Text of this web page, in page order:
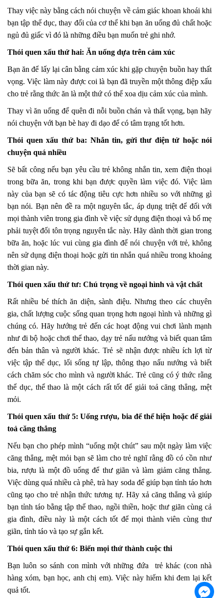
Thay việc này bằng cách nói chuyện về cảm giác khoan khoái khi
bạn tập thể dục, thay đổi của cơ thể khi bạn ăn uống đủ chất hoặc
ngủ đủ giấc vì đó là những điều bạn muốn trẻ ghi nhớ.
Thói quen xấu thứ hai: Ăn uống dựa trên cảm xúc
Bạn ăn để lấy lại cân bằng cảm xúc khi gặp chuyện buồn hay thất
vọng. Việc làm này được coi là bạn đã truyền một thông điệp xấu
cho trẻ rằng thức ăn là một thứ có thể xoa dịu cảm xúc của mình.
Thay vì ăn uống để quên đi nỗi buồn chán và thất vọng, bạn hãy
nói chuyện với bạn bè hay đi dạo để có tâm trạng tốt hơn.
Thói quen xấu thứ ba: Nhắn tin, gửi thư điện tử hoặc nói
chuyện quá nhiều
Sẽ bất công nếu bạn yêu cầu trẻ không nhắn tin, xem điện thoại
trong bữa ăn, trong khi bạn được quyền làm việc đó. Việc làm
này của bạn sẽ có tác động tiêu cực hơn nhiều so với những gì
bạn nói. Bạn nên đề ra một nguyên tắc, áp dụng triệt để đối với
mọi thành viên trong gia đình về việc sử dụng điện thoại và bố mẹ
phải tuyệt đối tôn trọng nguyên tắc này. Hãy dành thời gian trong
bữa ăn, hoặc lúc vui cùng gia đình để nói chuyện với trẻ, không
nên sử dụng điện thoại hoặc gửi tin nhắn quá nhiều trong khoảng
thời gian này.
Thói quen xấu thứ tư: Chú trọng về ngoại hình và vật chất
Rất nhiều bé thích ăn diện, sành điệu. Nhưng theo các chuyên
gia, chất lượng cuộc sống quan trọng hơn ngoại hình và những gì
chúng có. Hãy hướng trẻ đến các hoạt động vui chơi lành mạnh
như đi bộ hoặc chơi thể thao, dạy trẻ nấu nướng và biết quan tâm
đến bản thân và người khác. Trẻ sẽ nhận được nhiều ích lợi từ
việc tập thể dục, lối sống tự lập, thông thạo nấu nướng và biết
cách chăm sóc cho mình và người khác. Trẻ cũng có ý thức rằng
thể dục, thể thao là một cách rất tốt để giải toả căng thẳng, mệt
mỏi.
Thói quen xấu thứ 5: Uống rượu, bia để thể hiện hoặc để giải
toả căng thẳng
Nếu bạn cho phép mình “uống một chút” sau một ngày làm việc
căng thẳng, mệt mỏi bạn sẽ làm cho trẻ nghĩ rằng đồ có cồn như
bia, rượu là một đồ uống để thư giãn và làm giảm căng thẳng.
Việc dùng quá nhiều cà phê, trà hay soda để giúp bạn tỉnh táo hơn
cũng tạo cho trẻ nhận thức tương tự. Hãy xả căng thẳng và giúp
bạn tỉnh táo bằng tập thể thao, ngồi thiền, hoặc thư giãn cùng cả
gia đình, điều này là một cách tốt để mọi thành viên cùng thư
giãn, tỉnh táo và tạo sự gắn kết.
Thói quen xấu thứ 6: Biến mọi thứ thành cuộc thi
Bạn luôn so sánh con mình với những đứa trẻ khác (con nhà
hàng xóm, bạn học, anh chị em). Việc này hiếm khi đem lại kết
quả tốt.